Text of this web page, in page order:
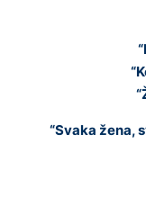
“Svaka žena,